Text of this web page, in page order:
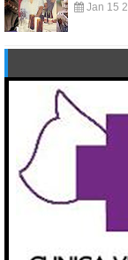
Jan 15